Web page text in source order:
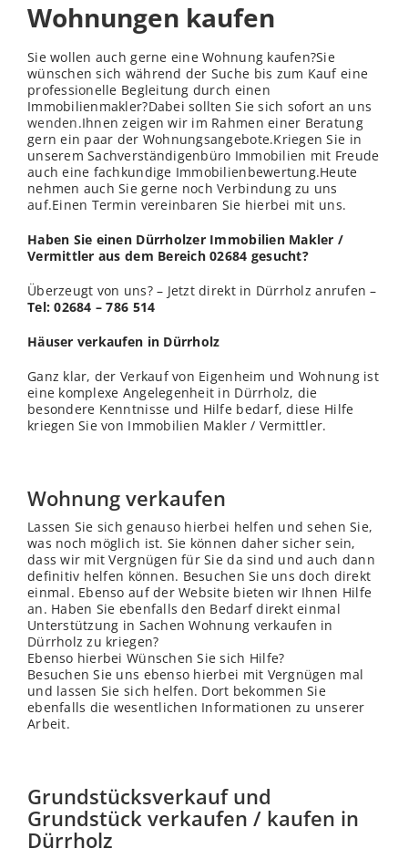
Wohnungen kaufen
Sie wollen auch gerne eine Wohnung kaufen?Sie
wünschen sich während der Suche bis zum Kauf eine
professionelle Begleitung durch einen
Immobilienmakler?Dabei sollten Sie sich sofort an uns
wenden.Ihnen zeigen wir im Rahmen einer Beratung
gern ein paar der Wohnungsangebote.Kriegen Sie in
unserem Sachverständigenbüro Immobilien mit Freude
auch eine fachkundige Immobilienbewertung.Heute
nehmen auch Sie gerne noch Verbindung zu uns
auf.Einen Termin vereinbaren Sie hierbei mit uns.
Haben Sie einen Dürrholzer Immobilien Makler /
Vermittler aus dem Bereich 02684 gesucht?
Überzeugt von uns? – Jetzt direkt in Dürrholz anrufen –
Tel: 02684 – 786 514
Häuser verkaufen in Dürrholz
Ganz klar, der Verkauf von Eigenheim und Wohnung ist
eine komplexe Angelegenheit in Dürrholz, die
besondere Kenntnisse und Hilfe bedarf, diese Hilfe
kriegen Sie von Immobilien Makler / Vermittler.
Wohnung verkaufen
Lassen Sie sich genauso hierbei helfen und sehen Sie,
was noch möglich ist. Sie können daher sicher sein,
dass wir mit Vergnügen für Sie da sind und auch dann
definitiv helfen können. Besuchen Sie uns doch direkt
einmal. Ebenso auf der Website bieten wir Ihnen Hilfe
an. Haben Sie ebenfalls den Bedarf direkt einmal
Unterstützung in Sachen Wohnung verkaufen in
Dürrholz zu kriegen?
Ebenso hierbei Wünschen Sie sich Hilfe?
Besuchen Sie uns ebenso hierbei mit Vergnügen mal
und lassen Sie sich helfen. Dort bekommen Sie
ebenfalls die wesentlichen Informationen zu unserer
Arbeit.
Grundstücksverkauf und
Grundstück verkaufen / kaufen in
Dürrholz